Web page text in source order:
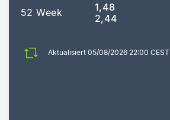
52 Week
1,48
2,44
Aktualisiert 05/08/2026 22:00 CEST